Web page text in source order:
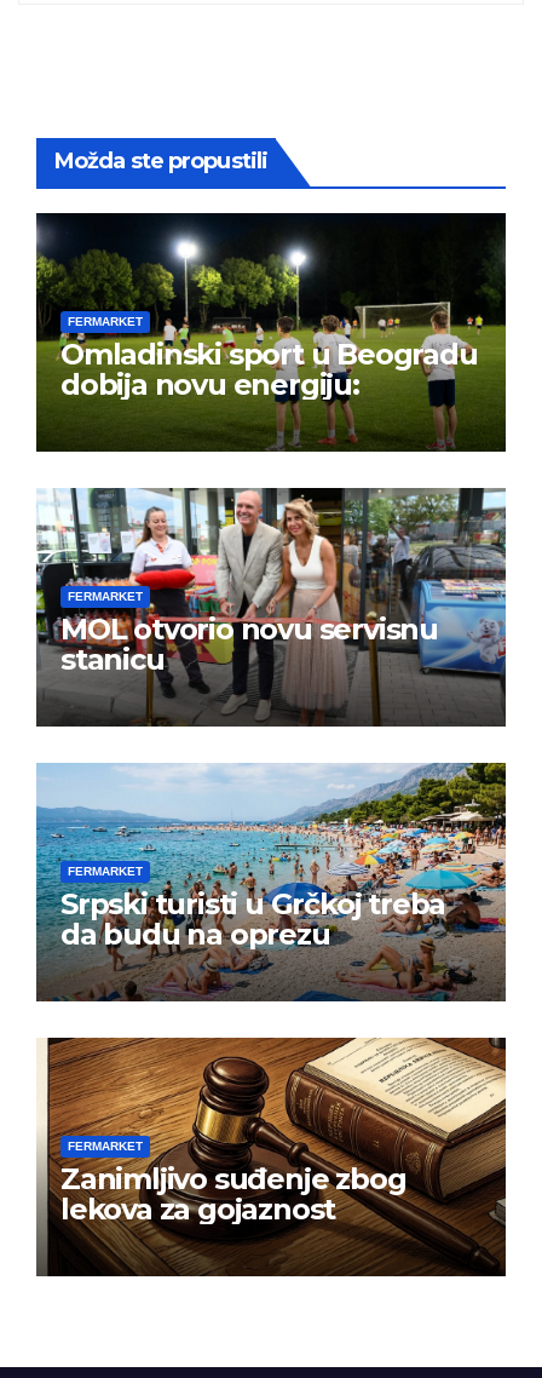
Možda ste propustili
FERMARKET
Omladinski sport u Beogradu
dobija novu energiju:
FERMARKET
MOL otvorio novu servisnu
stanicu
FERMARKET
Srpski turisti u Grčkoj treba
da budu na oprezu
FERMARKET
Zanimljivo suđenje zbog
lekova za gojaznost